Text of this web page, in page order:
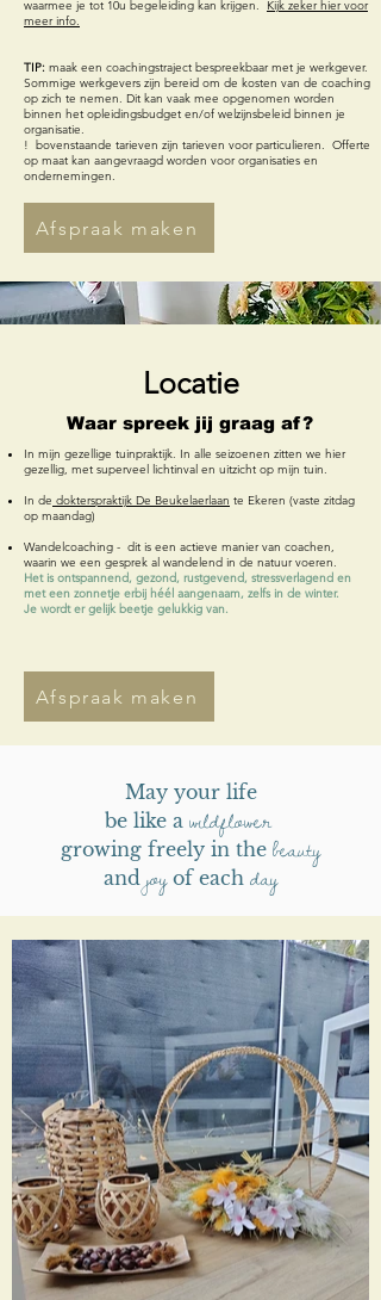
waarmee je tot 10u begeleiding kan krijgen. Kijk zeker hier voor
meer info.
TIP: maak een coachingstraject bespreekbaar met je werkgever.
Sommige werkgevers zijn bereid om de kosten van de coaching
op zich te nemen. Dit kan vaak mee opgenomen worden
binnen het opleidingsbudget en/of welzijnsbeleid binnen je
organisatie.
! bovenstaande tarieven zijn tarieven voor particulieren. Offerte
op maat kan aangevraagd worden voor organisaties en
ondernemingen.
Afspraak maken
Locatie
Waar spreek jij graag af?
In mijn gezellige tuinpraktijk. In alle seizoenen zitten we hier
gezellig, met superveel lichtinval en uitzicht op mijn tuin.
In de dokterspraktijk De Beukelaerlaan te Ekeren (vaste zitdag
op maandag)
Wandelcoaching - dit is een actieve manier van coachen,
waarin we een gesprek al wandelend in de natuur voeren.
Het is ontspannend, gezond, rustgevend, stressverlagend en
met een zonnetje erbij héél aangenaam, zelfs in de winter.
Je wordt er gelijk beetje gelukkig van.
Afspraak maken
May your life
be like a wildflower
growing freely in the beauty
and joyof each day